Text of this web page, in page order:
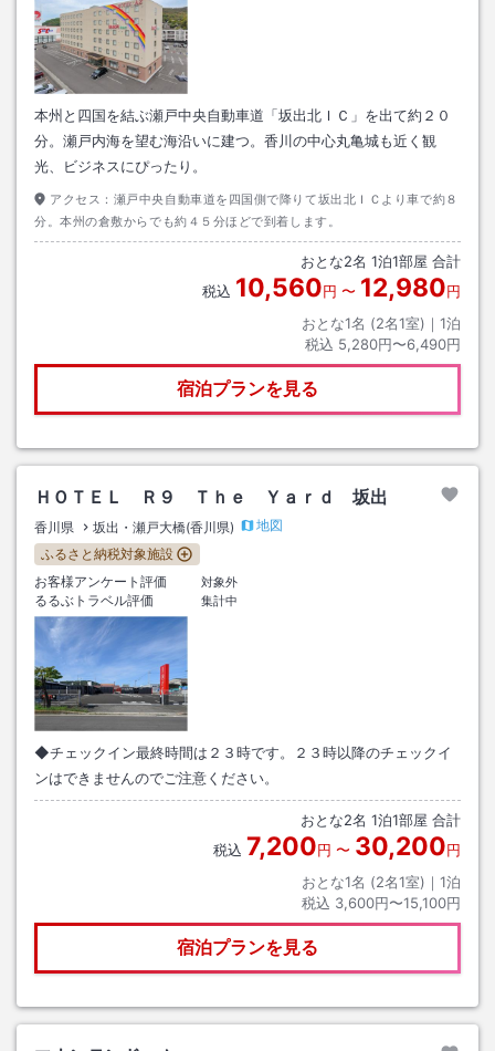
本州と四国を結ぶ瀬戸中央自動車道「坂出北ＩＣ」を出て約２０
分。瀬戸内海を望む海沿いに建つ。香川の中心丸亀城も近く観
光、ビジネスにぴったり。
アクセス： 瀬戸中央自動車道を四国側で降りて坂出北ＩＣより車で約８
分。本州の倉敷からでも約４５分ほどで到着します。
おとな2名 1泊1部屋 合計
税込 10,560円 〜 12,980円
おとな1名 (2名1室)｜ 1泊
税込 5,280円〜6,490円
宿泊プランを見る
ＨＯＴＥＬ Ｒ９ Ｔｈｅ Ｙａｒｄ 坂出
香川県 坂出・瀬戸大橋(香川県)
地図
ふるさと納税対象施設
お客様アンケート評価
対象外
るるぶトラベル評価 集計中
◆チェックイン最終時間は２３時です。２３時以降のチェックイ
ンはできませんのでご注意ください。
おとな2名 1泊1部屋 合計
税込 7,200円 〜 30,200円
おとな1名 (2名1室)｜ 1泊
税込 3,600円〜15,100円
宿泊プランを見る